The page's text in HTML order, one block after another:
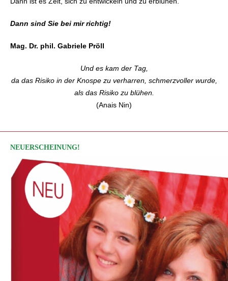
Dann sind Sie bei mir richtig!
Mag. Dr. phil. Gabriele Pröll
Und es kam der Tag,
da das Risiko in der Knospe zu verharren, schmerzvoller wurde,
als das Risiko zu blühen.
(Anais Nin)
NEUERSCHEINUNG!